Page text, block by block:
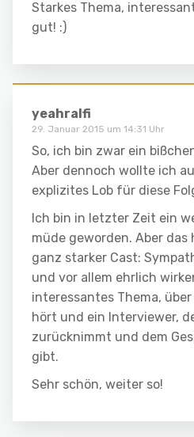
Starkes Thema,
gut! :)
yeahralfi
29. Januar 2015 um 14:31 Uhr
So, ich bin zwar ein
Aber dennoch wollte ich
explizites Lob für diese
Ich bin in letzter Zeit ein
müde geworden. Aber
ganz starker Cast:
und vor allem ehrlich
interessantes Thema,
hört und ein Interviewer,
zurücknimmt und dem
gibt.
Sehr schön, weiter so!